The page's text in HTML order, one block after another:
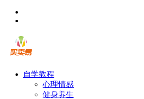
自学教程
心理情感
健身养生